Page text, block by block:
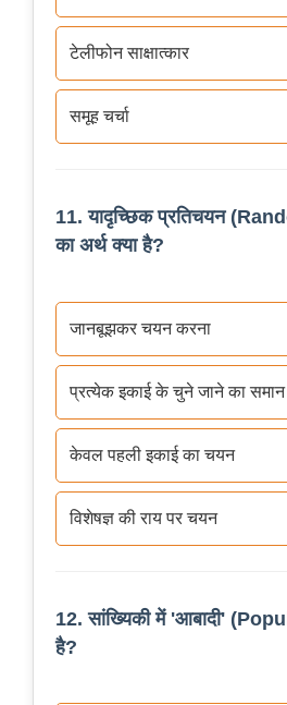
टेलीफोन साक्षात्कार
समूह चर्चा
11. यादृच्छिक प्रतिचयन
का अर्थ क्या है?
जानबूझकर चयन करना
प्रत्येक इकाई के चुने जाने का
केवल पहली इकाई का चयन
विशेषज्ञ की राय पर चयन
12. सांख्यिकी में 'आबादी'
है?